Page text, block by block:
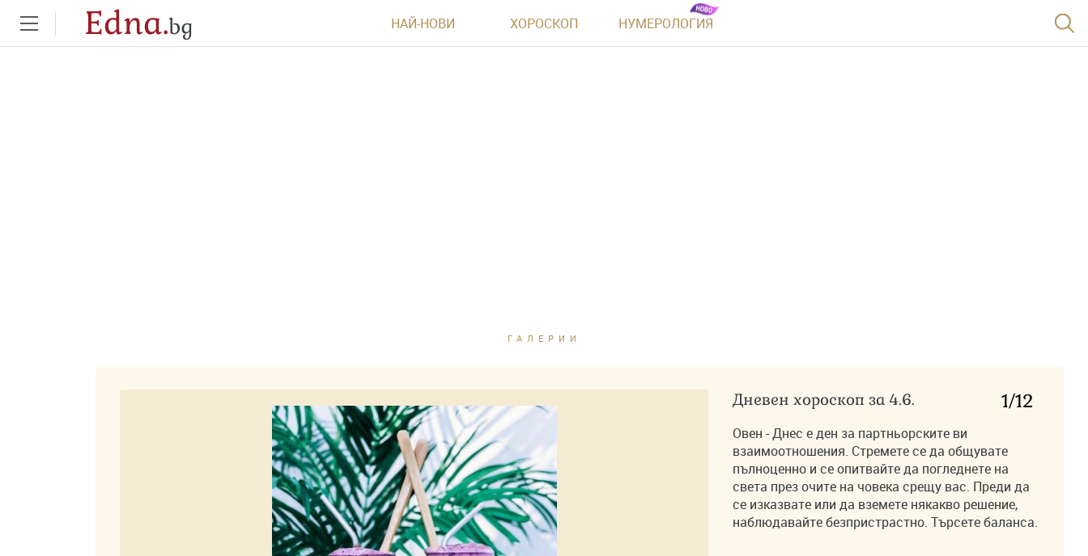
Edna.bg НАЙ-НОВИ ХОРОСКОП НУМЕРОЛОГИЯ
ГАЛЕРИИ
1/12
Дневен хороскоп за 4.6.
Овен - Днес е ден за партньорските ви
взаимоотношения. Стремете се да общувате
пълноценно и се опитвайте да погледнете на
света през очите на човека срещу вас. Преди да
се изказвате или да вземете някакво решение,
наблюдавайте безпристрастно. Търсете баланса.